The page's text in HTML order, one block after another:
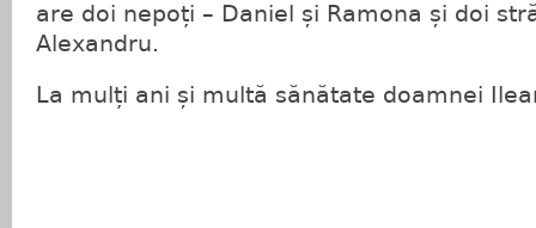
are doi nepoți – Daniel și Ramona și doi
Alexandru.
La mulți ani și multă sănătate doamnei